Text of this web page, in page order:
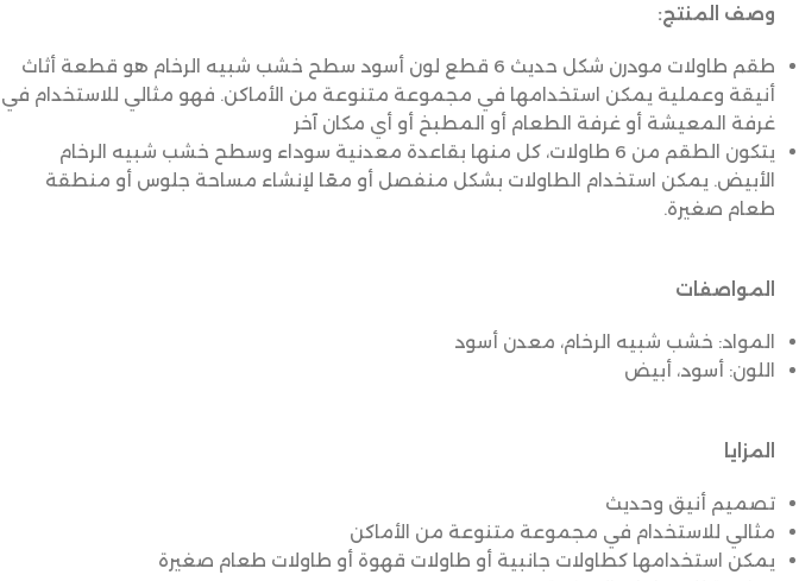
وصف المنتج:
طقم طاولات مودرن شكل حديث 6 قطع لون أسود سطح خشب شبيه الرخام هو قطعة أثاث
أنيقة وعملية يمكن استخدامها في مجموعة متنوعة من الأماكن. فهو مثالي للاستخدام في
غرفة المعيشة أو غرفة الطعام أو المطبخ أو أي مكان آخر
يتكون الطقم من 6 طاولات، كل منها بقاعدة معدنية سوداء وسطح خشب شبيه الرخام
الأبيض. يمكن استخدام الطاولات بشكل منفصل أو معًا لإنشاء مساحة جلوس أو منطقة
طعام صغيرة.
المواصفات
المواد: خشب شبيه الرخام، معدن أسود
اللون: أسود، أبيض
المزايا
تصميم أنيق وحديث
مثالي للاستخدام في مجموعة متنوعة من الأماكن
يمكن استخدامها كطاولات جانبية أو طاولات قهوة أو طاولات طعام صغيرة